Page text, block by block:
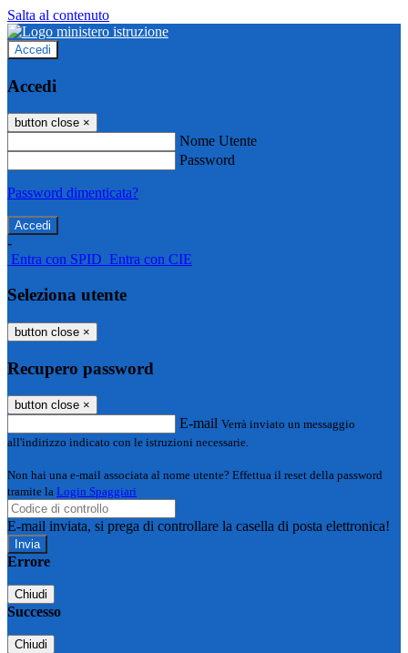
Salta al contenuto
Accedi
Accedi
button close ×
Nome Utente
Password
Password dimenticata?
-
Entra con SPID Entra con CIE
Seleziona utente
button close ×
Recupero password
button close ×
E-mail Verrà inviato un messaggio
all'indirizzo indicato con le istruzioni necessarie.
Non hai una e-mail associata al nome utente? Effettua il reset della password
tramite la Login Spaggiari
E-mail inviata, si prega di controllare la casella di posta elettronica!
Errore
Chiudi
Successo
Chiudi